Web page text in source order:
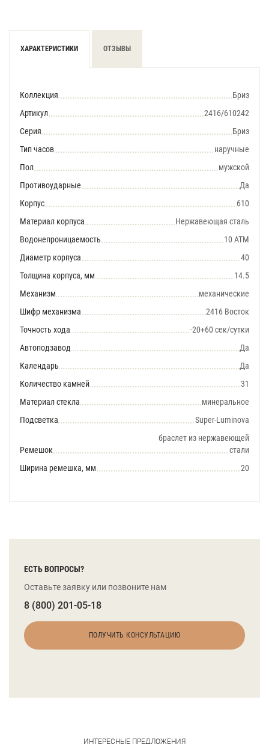
ХАРАКТЕРИСТИКИ ОТЗЫВЫ
Коллекция
Бриз
Артикул
2416/610242
Серия
Бриз
Тип часов
наручные
Пол
мужской
Противоударные
Да
Корпус
610
Материал корпуса
Нержавеющая сталь
Водонепроницаемость
10 АТМ
Диаметр корпуса
40
Толщина корпуса, мм
14.5
Механизм
механические
Шифр механизма
2416 Восток
Точность хода
-20+60 сек/сутки
Автоподзавод
Да
Календарь
Да
Количество камней
31
Материал стекла
минеральное
Подсветка
Super-Luminova
Ремешок
браслет из нержавеющей
стали
Ширина ремешка, мм
20
ЕСТЬ ВОПРОСЫ?
Оставьте заявку или позвоните нам
8 (800) 201-05-18
ПОЛУЧИТЬ КОНСУЛЬТАЦИЮ
ИНТЕРЕСНЫЕ ПРЕДЛОЖЕНИЯ